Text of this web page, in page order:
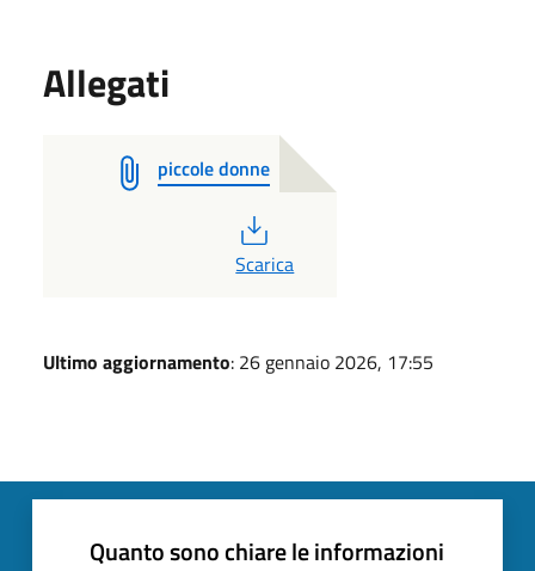
Allegati
piccole donne
PDF
Scarica
Ultimo aggiornamento: 26 gennaio 2026, 17:55
Quanto sono chiare le informazioni